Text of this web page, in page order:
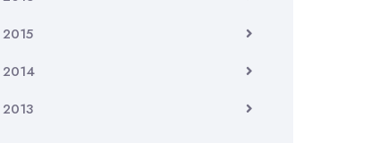
2015
2014
2013